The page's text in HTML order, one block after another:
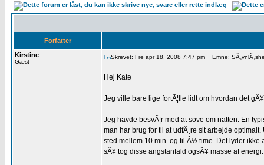
Forfatter
Kirstine
Gæst
Skrevet: Fre apr 18, 2008 7:47 pm Emne:
Hej Kate
Jeg ville bare lige fortÃ¦lle lidt om hvordan det
Jeg havde besvÃ¦r med at sove om natten. En
man har brug for til at udfÃ¸re sit arbejde
sted mellem 10 min. og til Â½ time. Det lyder ikke
sÃ¥ tog disse angstanfald ogsÃ¥ masse af energi.